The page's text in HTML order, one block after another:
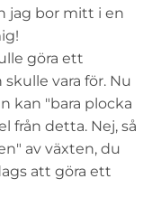
jag bor mitt i en
göra ett
vara för. Nu
kan "bara plocka
från detta. Nej, så
av växten, du
att göra ett